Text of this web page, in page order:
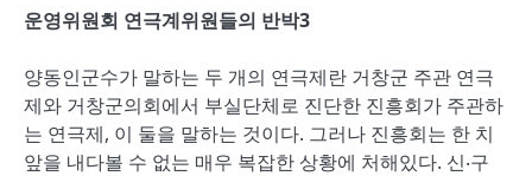
운영위원회 연극계위원들의 반박3
양동인군수가 말하는 두 개의 연극제란 거창군 주관 연극
제와 거창군의회에서 부실단체로 진단한 진흥회가 주관하
는 연극제, 이 둘을 말하는 것이다. 그러나 진흥회는 한 치
앞을 내다볼 수 없는 매우 복잡한 상황에 처해있다. 신‧구